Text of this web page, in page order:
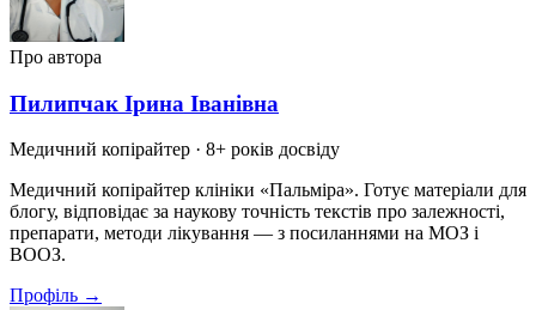
Про автора
Пилипчак Ірина Іванівна
Медичний копірайтер · 8+ років досвіду
Медичний копірайтер клініки «Пальміра». Готує матеріали для
блогу, відповідає за наукову точність текстів про залежності,
препарати, методи лікування — з посиланнями на МОЗ і
ВООЗ.
Профіль →